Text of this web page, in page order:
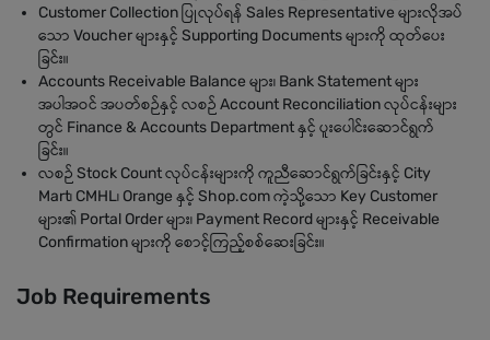
Customer Collection ပြုလုပ်ရန် Sales Representative များလိုအပ်
သော Voucher များနှင့် Supporting Documents များကို ထုတ်ပေး
ခြင်း။
Accounts Receivable Balance များ၊ Bank Statement များ
အပါအဝင် အပတ်စဉ်နှင့် လစဉ် Account Reconciliation လုပ်ငန်းများ
တွင် Finance & Accounts Department နှင့် ပူးပေါင်းဆောင်ရွက်
ခြင်း။
လစဉ် Stock Count လုပ်ငန်းများကို ကူညီဆောင်ရွက်ခြင်းနှင့် City
Mart၊ CMHL၊ Orange နှင့် Shop.com ကဲ့သို့သော Key Customer
များ၏ Portal Order များ၊ Payment Record များနှင့် Receivable
Confirmation များကို စောင့်ကြည့်စစ်ဆေးခြင်း။
Job Requirements